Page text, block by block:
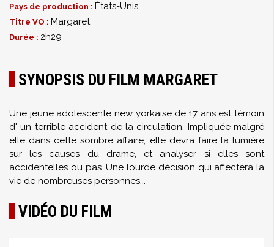
Pays de production : États-Unis
Titre VO : Margaret
Durée : 2h29
SYNOPSIS DU FILM MARGARET
Une jeune adolescente new yorkaise de 17 ans est témoin
d' un terrible accident de la circulation. Impliquée malgré
elle dans cette sombre affaire, elle devra faire la lumière
sur les causes du drame, et analyser si elles sont
accidentelles ou pas. Une lourde décision qui affectera la
vie de nombreuses personnes...
VIDÉO DU FILM